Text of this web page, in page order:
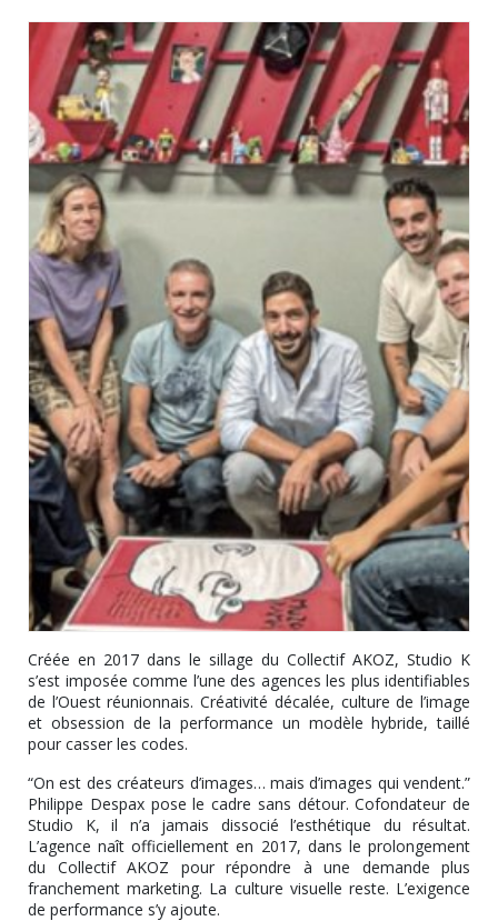
Créée en 2017 dans le sillage du Collectif AKOZ, Studio K
s’est imposée comme l’une des agences les plus identifiables
de l’Ouest réunionnais. Créativité décalée, culture de l’image
et obsession de la performance un modèle hybride, taillé
pour casser les codes.
“On est des créateurs d’images… mais d’images qui vendent.”
Philippe Despax pose le cadre sans détour. Cofondateur de
Studio K, il n’a jamais dissocié l’esthétique du résultat.
L’agence naît officiellement en 2017, dans le prolongement
du Collectif AKOZ pour répondre à une demande plus
franchement marketing. La culture visuelle reste. L’exigence
de performance s’y ajoute.